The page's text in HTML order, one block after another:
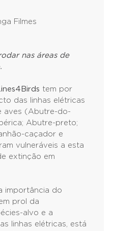
Filmes
nas áreas de
tem por
das linhas elétricas
aves (Abutre-do-
Abutre-preto;
caçador e
vulneráveis a esta
extinção em
importância do
prol da
alvo e a
linhas elétricas, está